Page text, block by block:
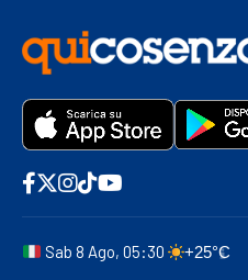
Sab 8 Ago, 05:30 +25°C